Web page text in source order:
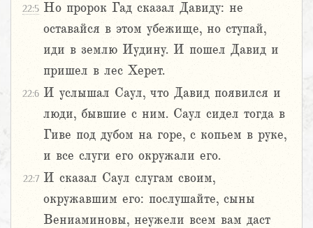
22:5 Но пророк Гад сказал Давиду: не
оставайся в этом убежище, но ступай,
иди в землю Иудину. И пошел Давид и
пришел в лес Херет.
22:6 И услышал Саул, что Давид появился и
люди, бывшие с ним. Саул сидел тогда в
Гиве под дубом на горе, с копьем в руке,
и все слуги его окружали его.
22:7 И сказал Саул слугам своим,
окружавшим его: послушайте, сыны
Вениаминовы, неужели всем вам даст